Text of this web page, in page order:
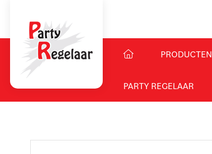
PRODUCTEN
PARTY REGELAAR